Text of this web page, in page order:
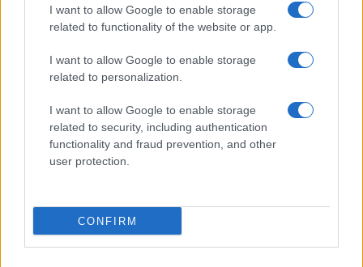
I want to allow Google to enable storage
related to functionality of the website or app.
I want to allow Google to enable storage
related to personalization.
I want to allow Google to enable storage
related to security, including authentication
functionality and fraud prevention, and other
user protection.
CONFIRM
Incidente sulla provinciale 125, paura tra Olbia e
Arzachena
Incidente sulla strada provinciale ad Arzachena,
un ferito
Delta Center
Meteo Olbia 9 agosto, temperature in calo